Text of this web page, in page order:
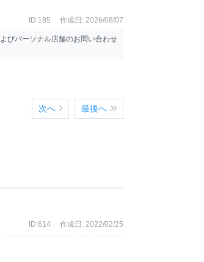
ID:185 作成日: 2026/08/07
びパーソナル店舗のお問い合わせ
次へ 最後へ
ID:614 作成日: 2022/02/25